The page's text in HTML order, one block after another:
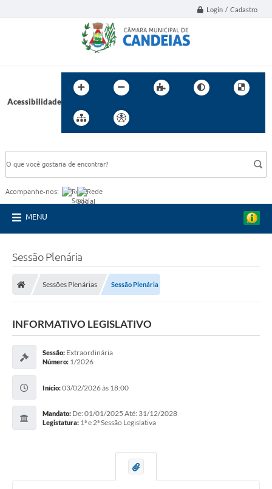
Login / Cadastro
Acessibilidade
Acompanhe-nos:
MENU
Sessão Plenária
Sessões Plenárias Sessão Plenária
INFORMATIVO LEGISLATIVO
Sessão: Extraordinária
Número: 1/2026
Início:03/02/2026 às 18:00
Mandato: De: 01/01/2025 Até: 31/12/2028
Legistatura: 1ª e 2ª Sessão Legislativa